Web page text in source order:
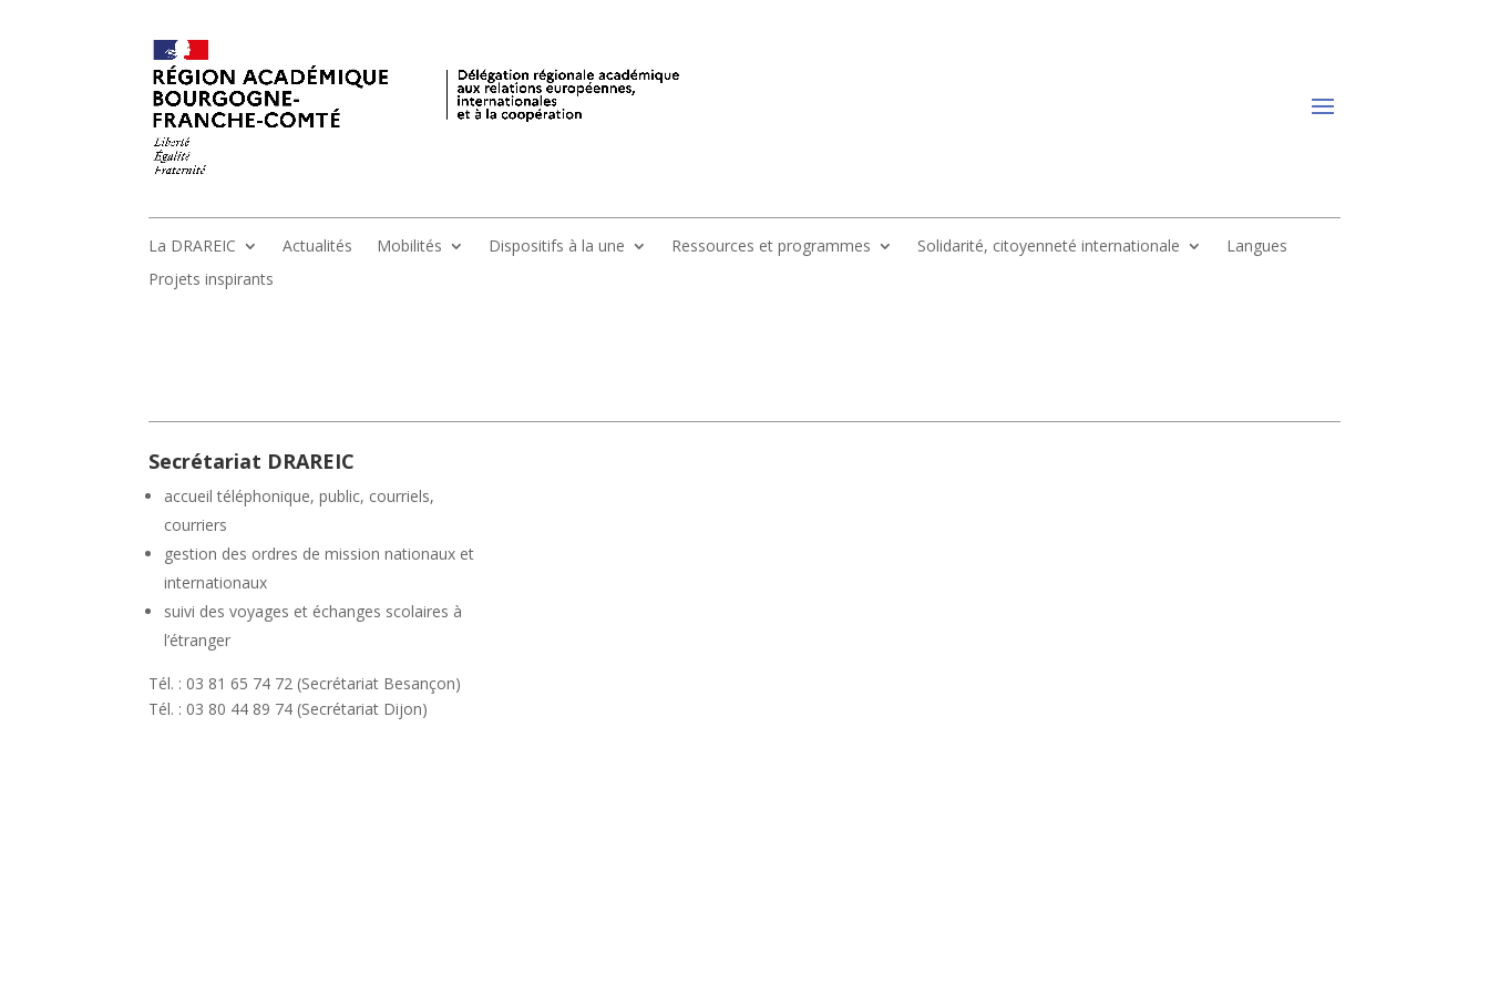
La DRAREIC Actualités Mobilités Dispositifs à la une Ressources et programmes Solidarité, citoyenneté internationale
Langues
Projets inspirants
Secrétariat DRAREIC
accueil téléphonique, public, courriels,
courriers
gestion des ordres de mission nationaux et
internationaux
suivi des voyages et échanges scolaires à
l’étranger
Tél. : 03 81 65 74 72 (Secrétariat Besançon)
Tél. : 03 80 44 89 74 (Secrétariat Dijon)